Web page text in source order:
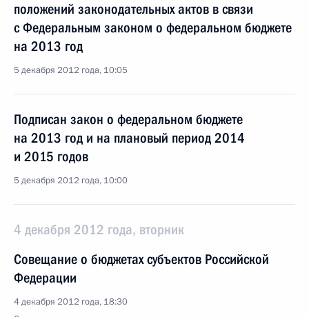
положений законодательных актов в связи
с Федеральным законом о федеральном бюджете
на 2013 год
5 декабря 2012 года, 10:05
Подписан закон о федеральном бюджете
на 2013 год и на плановый период 2014
и 2015 годов
5 декабря 2012 года, 10:00
4 декабря 2012 года, вторник
Совещание о бюджетах субъектов Российской
Федерации
4 декабря 2012 года, 18:30